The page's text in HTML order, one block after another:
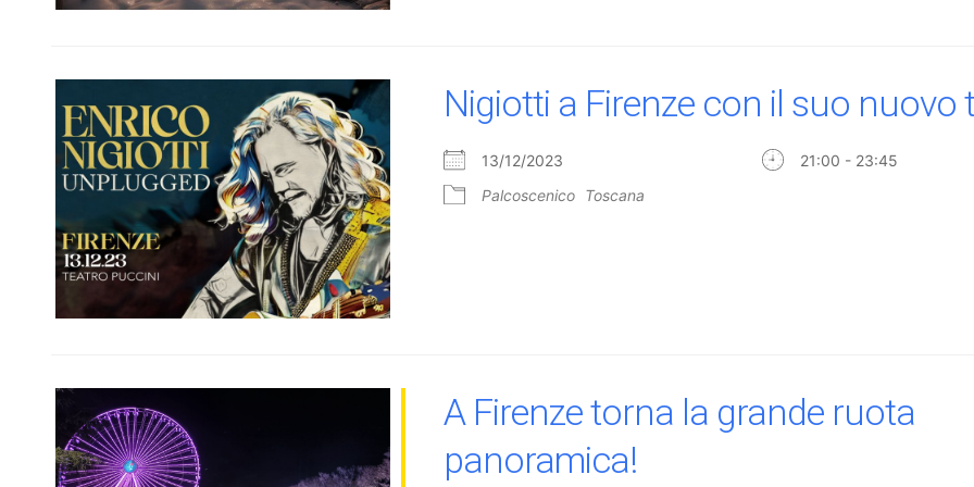
Nigiotti a Firenze con il suo nuovo
13/12/2023
21:00 - 23:45
Palcoscenico
Toscana
A Firenze torna la grande ruota
panoramica!